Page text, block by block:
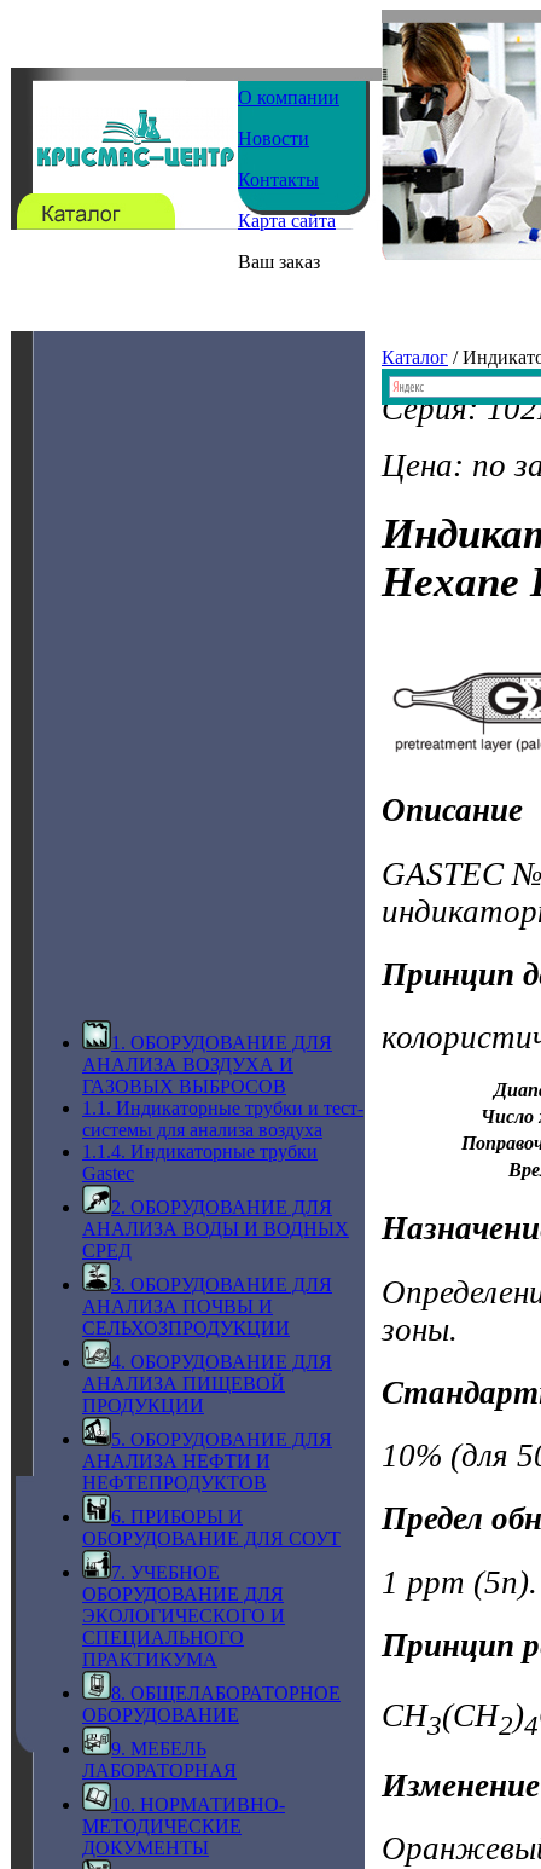
О компании
Новости
Контакты
Карта сайта
Ваш заказ
1. ОБОРУДОВАНИЕ ДЛЯ
АНАЛИЗА ВОЗДУХА И
ГАЗОВЫХ ВЫБРОСОВ
1.1. Индикаторные трубки и тест-
системы для анализа воздуха
1.1.4. Индикаторные трубки
Gastec
2. ОБОРУДОВАНИЕ ДЛЯ
АНАЛИЗА ВОДЫ И ВОДНЫХ
СРЕД
3. ОБОРУДОВАНИЕ ДЛЯ
АНАЛИЗА ПОЧВЫ И
СЕЛЬХОЗПРОДУКЦИИ
4. ОБОРУДОВАНИЕ ДЛЯ
АНАЛИЗА ПИЩЕВОЙ
ПРОДУКЦИИ
5. ОБОРУДОВАНИЕ ДЛЯ
АНАЛИЗА НЕФТИ И
НЕФТЕПРОДУКТОВ
6. ПРИБОРЫ И
ОБОРУДОВАНИЕ ДЛЯ СОУТ
7. УЧЕБНОЕ
ОБОРУДОВАНИЕ ДЛЯ
ЭКОЛОГИЧЕСКОГО И
СПЕЦИАЛЬНОГО
ПРАКТИКУМА
8. ОБЩЕЛАБОРАТОРНОЕ
ОБОРУДОВАНИЕ
9. МЕБЕЛЬ
ЛАБОРАТОРНАЯ
10. НОРМАТИВНО-
МЕТОДИЧЕСКИЕ
ДОКУМЕНТЫ
Каталог /
Серия:
Цена: по
Hexane
Описание
GASTEC
Принцип
Число
зоны.
10% (для
Предел
1 ppm (5n).
Принцип
CH3(CH2)4